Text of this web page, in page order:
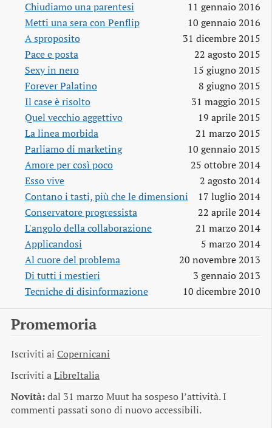
Chiudiamo una parentesi
11 gennaio 2016
Metti una sera con Penflip
10 gennaio 2016
A sproposito
31 dicembre 2015
Pace e posta
22 agosto 2015
Sexy in nero
15 giugno 2015
Forever Palatino
8 giugno 2015
Il case è risolto
31 maggio 2015
Quel vecchio aggettivo
19 aprile 2015
La linea morbida
21 marzo 2015
Parliamo di marketing
10 gennaio 2015
Amore per così poco
25 ottobre 2014
Esso vive
2 agosto 2014
Contano i tasti, più che le dimensioni
17 luglio 2014
Conservatore progressista
22 aprile 2014
L'angolo della collaborazione
21 marzo 2014
Applicandosi
5 marzo 2014
Al cuore del problema
20 novembre 2013
Di tutti i mestieri
3 gennaio 2013
Tecniche di disinformazione
10 dicembre 2010
Promemoria
Iscriviti ai Copernicani
Iscriviti aLibreItalia
Novità:dal 31 marzo Muut ha sospeso l’attività. I
commenti passati sono di nuovo accessibili.